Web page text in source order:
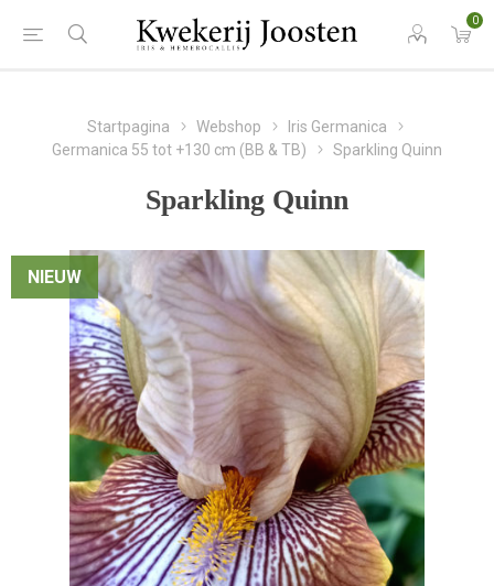
0
Startpagina Webshop
Iris Germanica
Germanica 55 tot +130 cm (BB & TB)
Sparkling Quinn
Sparkling Quinn
NIEUW